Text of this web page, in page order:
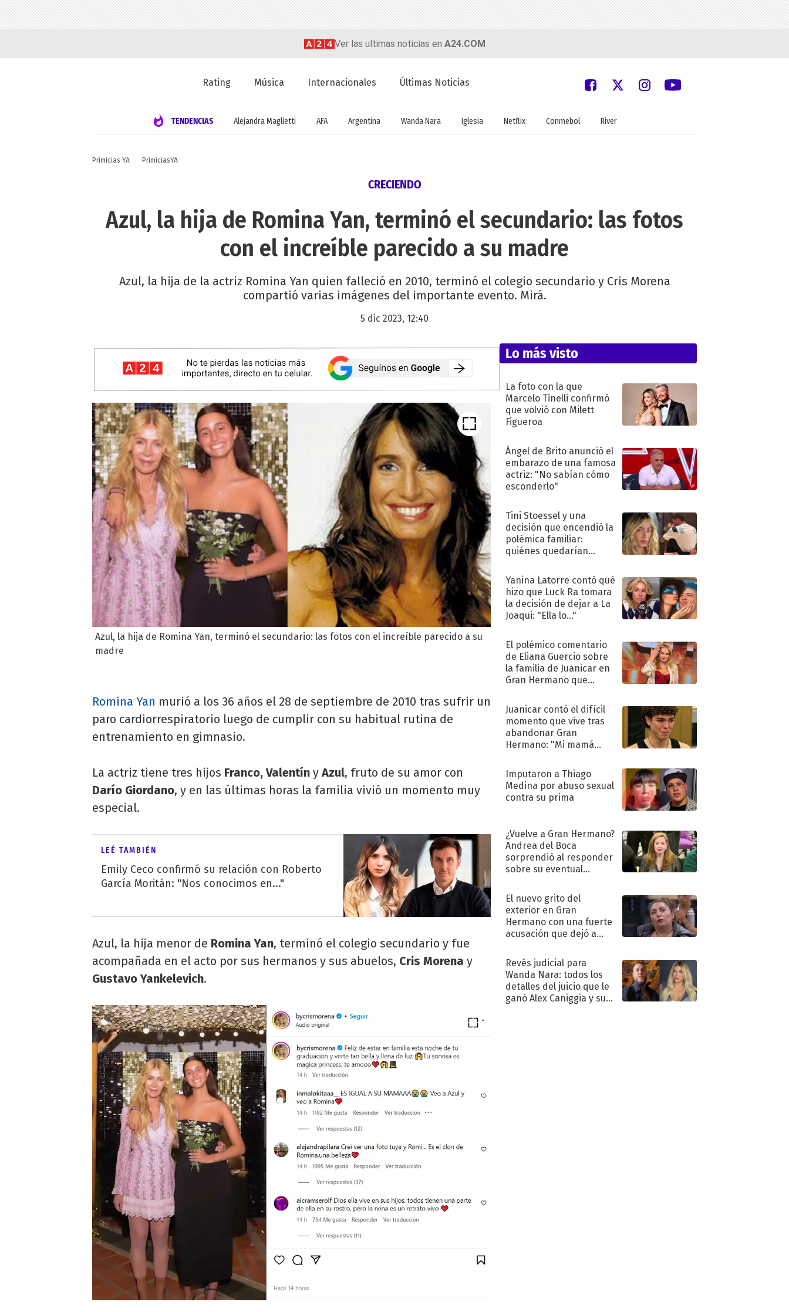
Ver las ultimas noticias en A24.COM
Rating Música Internacionales Últimas Noticias
TENDENCIAS Alejandra Maglietti AFA Argentina Wanda Nara Iglesia Netflix Conmebol River
Primicias YA PrimiciasYA
CRECIENDO
Azul, la hija de Romina Yan, terminó el secundario: las fotos
con el increíble parecido a su madre
Azul, la hija de la actriz Romina Yan quien falleció en 2010, terminó el colegio secundario y Cris Morena
compartió varias imágenes del importante evento. Mirá.
5 dic 2023, 12:40
Azul, la hija de Romina Yan, terminó el secundario: las fotos con el increíble parecido a su
madre
Romina Yan murió a los 36 años el 28 de septiembre de 2010 tras sufrir un
paro cardiorrespiratorio luego de cumplir con su habitual rutina de
entrenamiento en gimnasio.
La actriz tiene tres hijos Franco, Valentín yAzul, fruto de su amor con
Darío Giordano, y en las últimas horas la familia vivió un momento muy
especial.
LEÉ TAMBIÉN
Emily Ceco confirmó su relación con Roberto
García Moritán: "Nos conocimos en..."
Azul, la hija menor de Romina Yan, terminó el colegio secundario y fue
acompañada en el acto por sus hermanos y sus abuelos, Cris Morena y
Gustavo Yankelevich.
Lo más visto
La foto con la que
Marcelo Tinelli confirmó
que volvió con Milett
Figueroa
Ángel de Brito anunció el
embarazo de una famosa
actriz: "No sabían cómo
esconderlo"
Tini Stoessel y una
decisión que encendió la
polémica familiar:
quiénes quedarían
Yanina Latorre contó qué
hizo que Luck Ra tomara
la decisión de dejar a La
Joaqui: "Ella lo..."
El polémico comentario
de Eliana Guercio sobre
la familia de Juanicar en
Gran Hermano que
Juanicar contó el difícil
momento que vive tras
abandonar Gran
Hermano: "Mi mamá
Imputaron a Thiago
Medina por abuso sexual
contra su prima
¿Vuelve a Gran Hermano?
Andrea del Boca
sorprendió al responder
sobre su eventual
El nuevo grito del
exterior en Gran
Hermano con una fuerte
acusación que dejó a
"Traidora"
Revés judicial para
Wanda Nara: todos los
detalles del juicio que le
ganó Alex Caniggia y sus